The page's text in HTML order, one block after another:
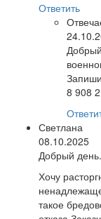
Ответить
8 908
Светлана
08.10.2025
Добрый день.
Хочу
такое